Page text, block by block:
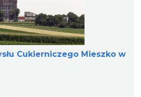
Cukierniczego Mieszko w